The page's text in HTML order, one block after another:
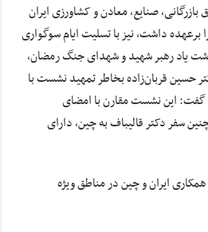
بازرگانی، صنایع، معادن و کشاورزی ایران
داشت، نیز با تسلیت ایام سوگواری
یاد رهبر شهید و شهدای جنگ رمضان،
حسین قربان‌زاده بخاطر تمهید نشست با
گفت: این نشست مقارن با امضای
سفر دکتر قالیباف به چین، دارای
همکاری ایران و چین در مناطق ویژه